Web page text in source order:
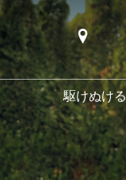
駆けぬける